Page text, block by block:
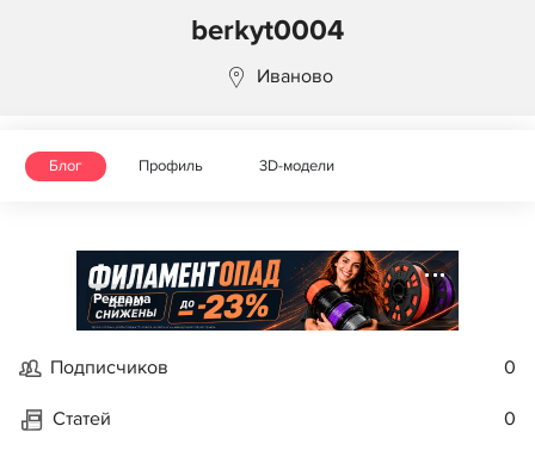
berkyt0004
Иваново
Блог Профиль 3D-модели
Реклама
Подписчиков 0
Статей 0